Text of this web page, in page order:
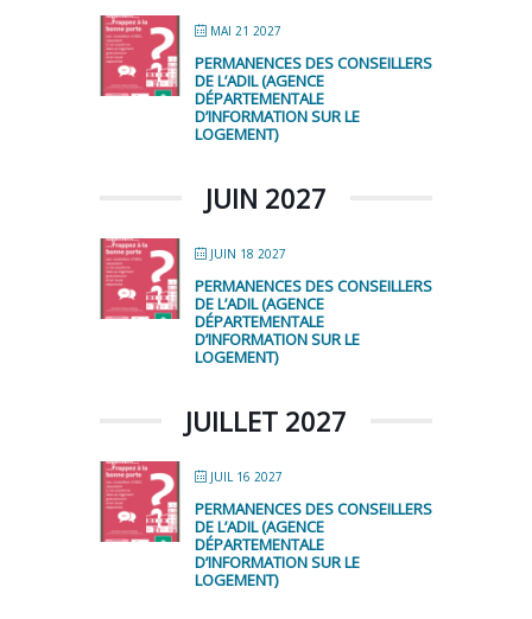
MAI 21 2027
PERMANENCES DES CONSEILLERS
DE L’ADIL (AGENCE
DÉPARTEMENTALE
D’INFORMATION SUR LE
LOGEMENT)
JUIN 2027
JUIN 18 2027
PERMANENCES DES CONSEILLERS
DE L’ADIL (AGENCE
DÉPARTEMENTALE
D’INFORMATION SUR LE
LOGEMENT)
JUILLET 2027
JUIL 16 2027
PERMANENCES DES CONSEILLERS
DE L’ADIL (AGENCE
DÉPARTEMENTALE
D’INFORMATION SUR LE
LOGEMENT)